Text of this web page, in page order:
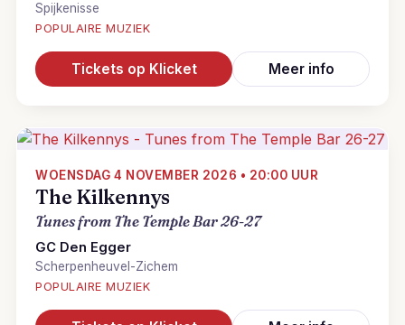
Spijkenisse
POPULAIRE MUZIEK
Tickets op Klicket Meer info
WOENSDAG 4 NOVEMBER 2026 • 20:00 UUR
The Kilkennys
Tunes from The Temple Bar 26-27
GC Den Egger
Scherpenheuvel-Zichem
POPULAIRE MUZIEK